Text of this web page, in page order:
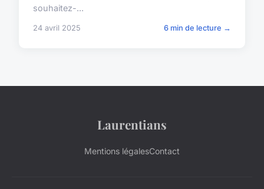
souhaitez-...
24 avril 2025 6 min de lecture →
Laurentians
Mentions légalesContact